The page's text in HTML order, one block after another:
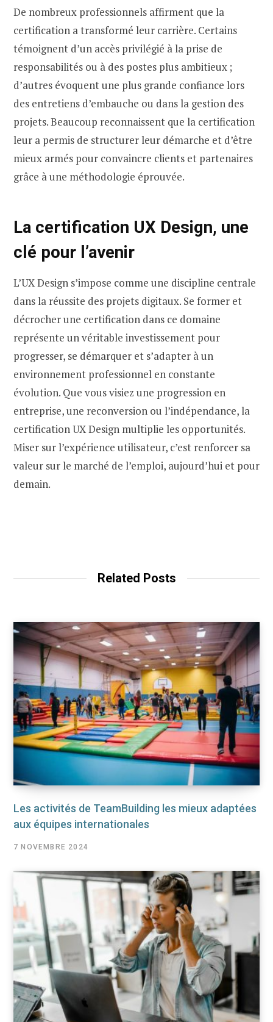
De nombreux professionnels affirment que la
certification a transformé leur carrière. Certains
témoignent d’un accès privilégié à la prise de
responsabilités ou à des postes plus ambitieux ;
d’autres évoquent une plus grande confiance lors
des entretiens d’embauche ou dans la gestion des
projets. Beaucoup reconnaissent que la certification
leur a permis de structurer leur démarche et d’être
mieux armés pour convaincre clients et partenaires
grâce à une méthodologie éprouvée.
La certification UX Design, une
clé pour l’avenir
L’UX Design s’impose comme une discipline centrale
dans la réussite des projets digitaux. Se former et
décrocher une certification dans ce domaine
représente un véritable investissement pour
progresser, se démarquer et s’adapter à un
environnement professionnel en constante
évolution. Que vous visiez une progression en
entreprise, une reconversion ou l’indépendance, la
certification UX Design multiplie les opportunités.
Miser sur l’expérience utilisateur, c’est renforcer sa
valeur sur le marché de l’emploi, aujourd’hui et pour
demain.
Related Posts
Les activités de TeamBuilding les mieux adaptées
aux équipes internationales
7 NOVEMBRE 2024